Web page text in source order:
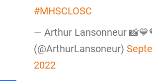
#MHSCLOSC
— Arthur Lansonneur
(@ArthurLansoneur)
2022